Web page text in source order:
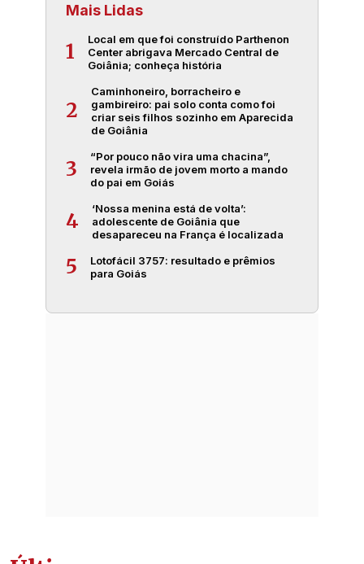
Mais Lidas
1
Local em que foi construído Parthenon
Center abrigava Mercado Central de
Goiânia; conheça história
2
Caminhoneiro, borracheiro e
gambireiro: pai solo conta como foi
criar seis filhos sozinho em Aparecida
de Goiânia
3
“Por pouco não vira uma chacina”,
revela irmão de jovem morto a mando
do pai em Goiás
4
‘Nossa menina está de volta’:
adolescente de Goiânia que
desapareceu na França é localizada
5
Lotofácil 3757: resultado e prêmios
para Goiás